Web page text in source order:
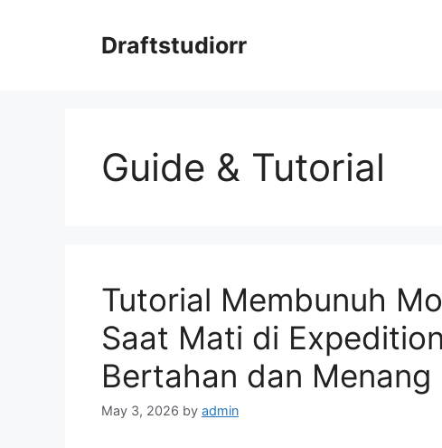
Draftstudiorr
Guide & Tutorial
Tutorial Membunuh
Saat Mati di
Bertahan dan Menang
May 3, 2026 by admin